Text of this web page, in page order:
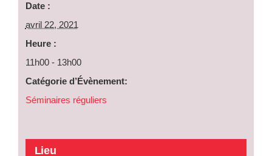
Date :
avril 22, 2021
Heure :
11h00 - 13h00
Catégorie d’Évènement:
Séminaires réguliers
Lieu